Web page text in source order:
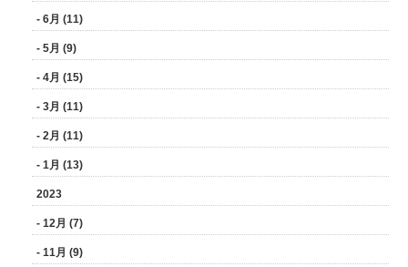
- 6月 (11)
- 5月 (9)
- 4月 (15)
- 3月 (11)
- 2月 (11)
- 1月 (13)
2023
- 12月 (7)
- 11月 (9)